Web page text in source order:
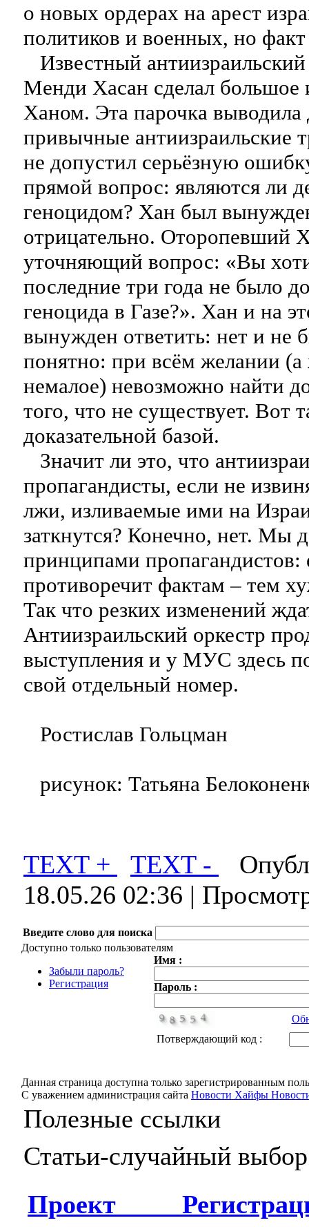
о новых ордерах на арест
политиков и военных, но факт
Известный
Менди Хасан сделал большое
Ханом. Эта парочка выводила
привычные антиизраильские
не допустил серьёзную
прямой вопрос: являются ли
геноцидом? Хан был
отрицательно. Оторопевший
уточняющий вопрос: «Вы
последние три года не было
геноцида в Газе?». Хан и на
вынужден ответить: нет и не
понятно: при всём желании (а
немалое) невозможно найти
того, что не существует. Вот
доказательной базой.
Значит ли это, что
пропагандисты, если не
лжи, изливаемые ими на
заткнутся? Конечно, нет. Мы
принципами пропагандистов:
противоречит фактам – тем
Так что резких изменений
Антиизраильский оркестр
выступления и у МУС здесь
свой отдельный номер.
Ростислав Гольцман
рисунок: Татьяна
TEXT + TEXT -
18.05.26 02:36 |
Введите слово для поиска
Доступно только пользователям
Забыли пароль?
Регистрация
Имя :
Пароль :
Потверждающий код :
Данная страница доступна только зарегистрированным
С уважением администрация сайта Новости Хайфы
Полезные ссылки
Статьи-случайный выбор
Проект